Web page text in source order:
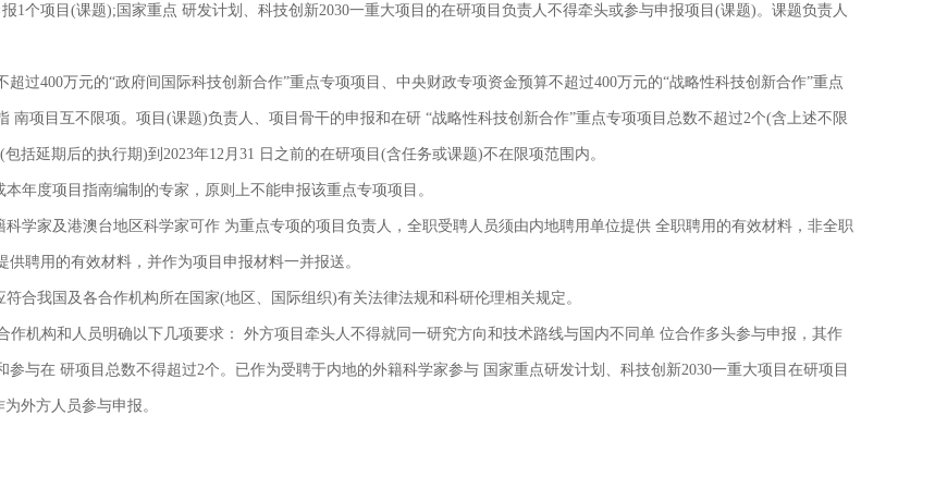
1个项目(课题);国家重点 研发计划、科技创新2030一重大项目的在研项目负责人不得牵头或参与申报项目(课题)。课题负责人
超过400万元的“政府间国际科技创新合作”重点专项项目、中央财政专项资金预算不超过400万元的“战略性科技创新合作”重点
南项目互不限项。项目(课题)负责人、项目骨干的申报和在研 “战略性科技创新合作”重点专项项目总数不超过2个(含上述不限
括延期后的执行期)到2023年12月31 日之前的在研项目(含任务或课题)不在限项范围内。
年度项目指南编制的专家，原则上不能申报该重点专项项目。
科学家及港澳台地区科学家可作 为重点专项的项目负责人，全职受聘人员须由内地聘用单位提供 全职聘用的有效材料，非全职
聘用的有效材料，并作为项目申报材料一并报送。
合我国及各合作机构所在国家(地区、国际组织)有关法律法规和科研伦理相关规定。
作机构和人员明确以下几项要求： 外方项目牵头人不得就同一研究方向和技术路线与国内不同单 位合作多头参与申报，其作
参与在 研项目总数不得超过2个。已作为受聘于内地的外籍科学家参与 国家重点研发计划、科技创新2030一重大项目在研项目
外方人员参与申报。